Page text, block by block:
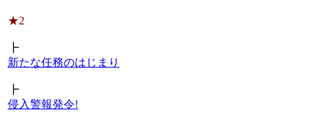
★2
┣
新たな任務のはじまり
┣
侵入警報発令!